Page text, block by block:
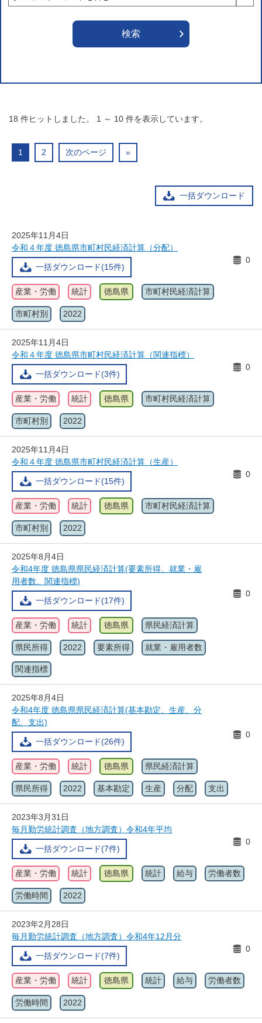
18 件ヒットしました。 1 ～ 10 件を表示しています。
1 2 次のページ »
一括ダウンロード
2025年11月4日
令和４年度 徳島県市町村民経済計算（分配）
一括ダウンロード(15件)
0
産業・労働 統計 徳島県 市町村民経済計算
市町村別 2022
2025年11月4日
令和４年度 徳島県市町村民経済計算（関連指標）
一括ダウンロード(3件)
0
産業・労働 統計 徳島県 市町村民経済計算
市町村別 2022
2025年11月4日
令和４年度 徳島県市町村民経済計算（生産）
一括ダウンロード(15件)
0
産業・労働 統計 徳島県 市町村民経済計算
市町村別 2022
2025年8月4日
令和4年度 徳島県県民経済計算(要素所得、就業・雇
用者数、関連指標)
一括ダウンロード(17件)
0
産業・労働 統計 徳島県 県民経済計算
県民所得 2022 要素所得 就業・雇用者数
関連指標
2025年8月4日
令和4年度 徳島県県民経済計算(基本勘定、生産、分
配、支出)
一括ダウンロード(26件)
0
産業・労働 統計 徳島県 県民経済計算
県民所得 2022 基本勘定 生産 分配 支出
2023年3月31日
毎月勤労統計調査（地方調査）令和4年平均
一括ダウンロード(7件)
0
産業・労働 統計 徳島県 統計 給与 労働者数
労働時間 2022
2023年2月28日
毎月勤労統計調査（地方調査）令和4年12月分
一括ダウンロード(7件)
0
産業・労働 統計 徳島県 統計 給与 労働者数
労働時間 2022